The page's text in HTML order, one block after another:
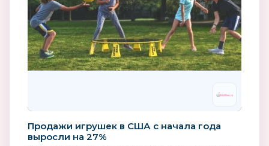
Продажи игрушек в США с начала года
выросли на 27%